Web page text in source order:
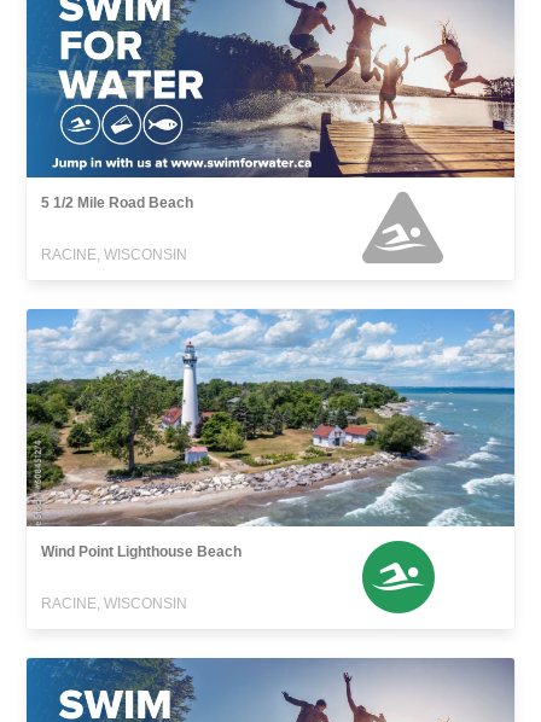
5 1/2 Mile Road Beach
RACINE, WISCONSIN
Wind Point Lighthouse Beach
RACINE, WISCONSIN